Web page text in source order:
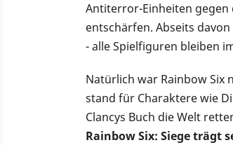
Antiterror-Einheiten gegen
entschärfen. Abseits
- alle Spielfiguren bleiben
Natürlich war Rainbow Six
stand für Charaktere wie
Clancys Buch die Welt
Rainbow Six: Siege trägt